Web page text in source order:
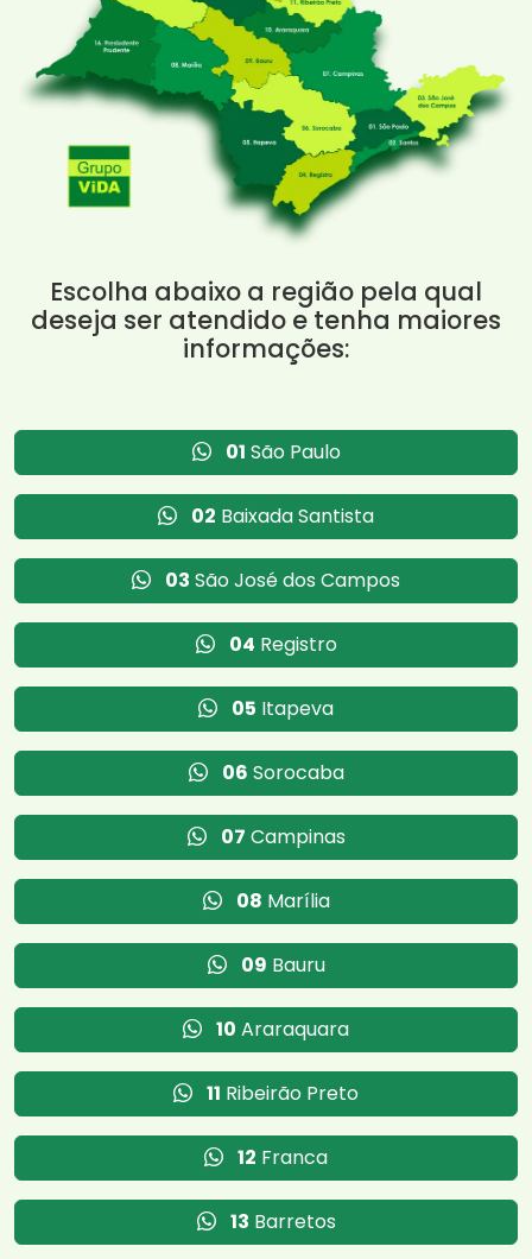
Escolha abaixo a região pela qual
deseja ser atendido e tenha maiores
informações:
01 São Paulo
02 Baixada Santista
03 São José dos Campos
04 Registro
05 Itapeva
06 Sorocaba
07 Campinas
08 Marília
09 Bauru
10 Araraquara
11 Ribeirão Preto
12 Franca
13 Barretos